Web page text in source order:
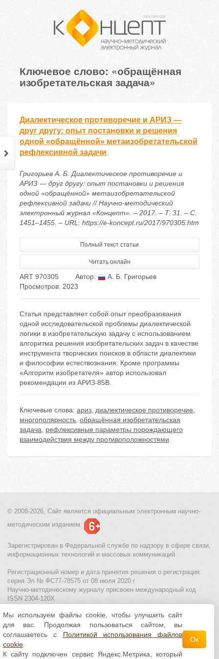
Ключевое слово: «обращённая
изобретательская задача»
Диалектическое противоречие и АРИЗ —
друг другу: опыт постановки и решения
одной «обращённой» метаизобретательской
рефлексивной задачи
Григорьев А. Б. Диалектическое противоречие и
АРИЗ — друг другу: опыт постановки и решения
одной «обращённой» метаизобретательской
рефлексивной задачи // Научно-методический
электронный журнал «Концепт». – 2017. – Т. 31. – С.
1451–1455. – URL: https://e-koncept.ru/2017/970305.htm
Полный текст статьи
Читать онлайн
ART 970305 Автор:
А. Б. Григорьев
Просмотров: 2023
Статья представляет собой опыт преобразования
одной исследовательской проблемы диалектической
логики в изобретательскую задачу с использованием
алгоритма решения изобретательских задач в качестве
инструмента творческих поисков в области диалектики
и философии естествознания. Кроме программы
«Алгоритм изобретателя» автор использовал
рекомендации из АРИЗ-85В.
Ключевые слова: ариз, диалектическое противоречие,
многополярность, обращённая изобретательская
задача, рефлексивные параметры порождающего
взаимодействия между противоположностями
© 2008-2026, Сайт является официальным электронным научно-
методическим изданием.
Зарегистрирован в Федеральной службе по надзору в сфере связи,
информационных технологий и массовых коммуникаций.
Регистрационный номер и дата принятия решения о регистрации:
серия Эл № ФС77-78575 от 08 июля 2020 г
Научно-методическому журналу присвоен международный код
ISSN 2304-120X
МЦИТО|Школьные олимпиады и онлайн конкурсы для детей
Политика использования файлов cookie| Политика обработки и
защиты персональных данных
Все материалы доступны полицензии Creative
Мы используем файлы cookie, чтобы улучшить сайт
для вас. Продолжая пользоваться сайтом, вы
соглашаетесь с Политикой использования файлов
cookie
К сайту подключен сервис Яндекс.Метрика, который
Ок